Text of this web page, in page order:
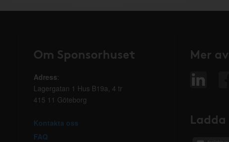
Om Sponsorhuset
Adress:
Lagergatan 1 Hus B19a, 4 tr
415 11 Göteborg
Kontakta oss
FAQ
Mer